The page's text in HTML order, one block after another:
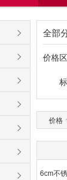
全部
价格
价格
6cm不